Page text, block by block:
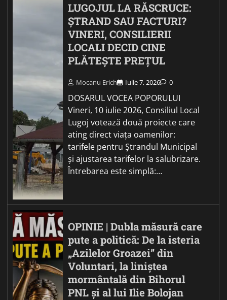
LUGOJUL LA RĂSCRUCE:
ȘTRAND SAU FACTURI?
VINERI, CONSILIERII
LOCALI DECID CINE
PLĂTEȘTE PREȚUL
Mocanu Erich Iulie 7, 2026 0
DOSARUL VOCEA POPORULUI
Vineri, 10 iulie 2026, Consiliul Local
Lugoj votează două proiecte care
ating direct viața oamenilor:
tarifele pentru Ștrandul Municipal
și ajustarea tarifelor la salubrizare.
Întrebarea este simplă:…
OPINIE | Dubla măsură care
pute a politică: De la isteria
„Azilelor Groazei” din
Voluntari, la liniștea
mormântală din Bihorul
PNL și al lui Ilie Bolojan